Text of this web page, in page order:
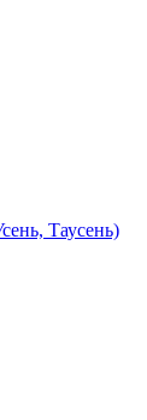
Таусень)